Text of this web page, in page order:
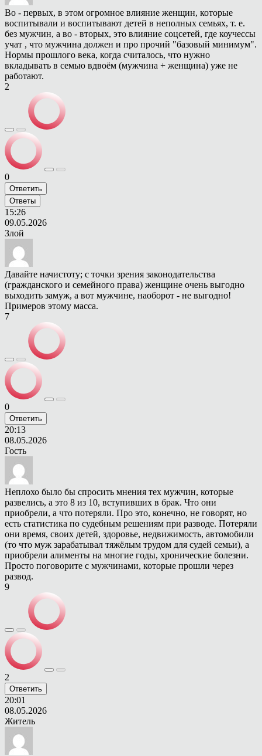
Во - первых, в этом огромное влияние женщин, которые
воспитывали и воспитывают детей в неполных семьях, т. е.
без мужчин, а во - вторых, это влияние соцсетей, где коучессы
учат , что мужчина должен и про прочий "базовый минимум".
Нормы прошлого века, когда считалось, что нужно
вкладывать в семью вдвоём (мужчина + женщина) уже не
работают.
2
0
Ответить
Ответы
15:26
09.05.2026
Злой
Давайте начистоту; с точки зрения законодательства
(гражданского и семейного права) женщине очень выгодно
выходить замуж, а вот мужчине, наоборот - не выгодно!
Примеров этому масса.
7
0
Ответить
20:13
08.05.2026
Гость
Неплохо было бы спросить мнения тех мужчин, которые
развелись, а это 8 из 10, вступивших в брак. Что они
приобрели, а что потеряли. Про это, конечно, не говорят, но
есть статистика по судебным решениям при разводе. Потеряли
они время, своих детей, здоровье, недвижимость, автомобили
(то что муж зарабатывал тяжёлым трудом для судей семьи), а
приобрели алименты на многие годы, хронические болезни.
Просто поговорите с мужчинами, которые прошли через
развод.
9
2
Ответить
20:01
08.05.2026
Житель